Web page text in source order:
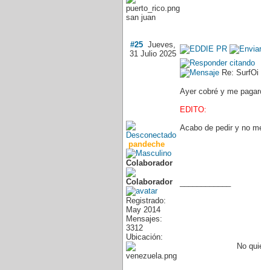
san juan
#25 Jueves,
31 Julio 2025
pandeche
Colaborador
Registrado:
May 2014
Mensajes:
3312
Ubicación:
Re:
Ayer cobré y me
EDITO:
Acabo de pedir y no
No